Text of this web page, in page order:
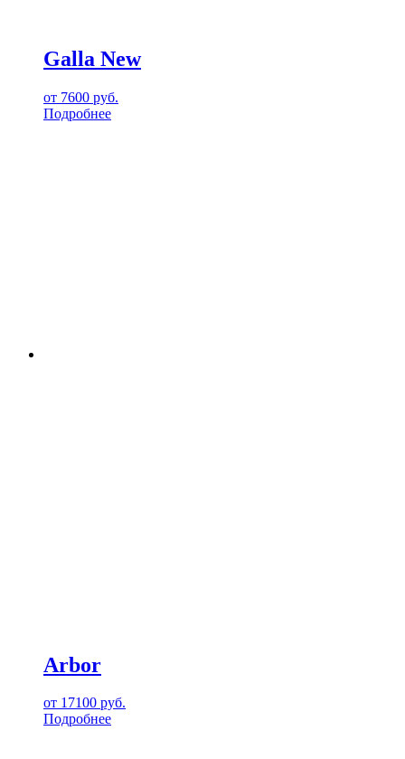
Galla New
от 7600 руб.
Подробнее
Arbor
от 17100 руб.
Подробнее